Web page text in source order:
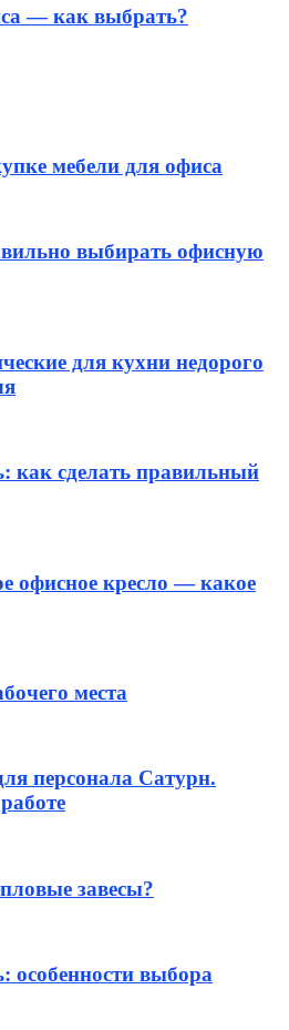
— как выбрать?
мебели для офиса
выбирать офисную
для кухни недорого
как сделать правильный
офисное кресло — какое
места
персонала Сатурн.
завесы?
особенности выбора